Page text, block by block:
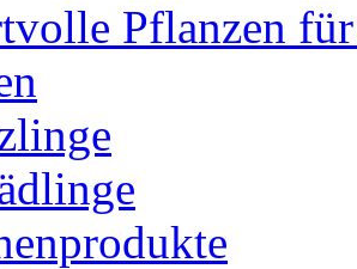
Pflanzen